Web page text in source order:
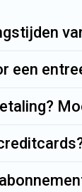
een